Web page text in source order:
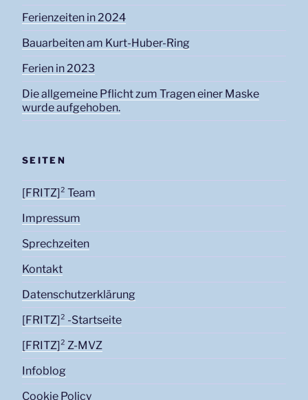
Ferienzeiten in 2024
Bauarbeiten am Kurt-Huber-Ring
Ferien in 2023
Die allgemeine Pflicht zum Tragen einer Maske
wurde aufgehoben.
SEITEN
[FRITZ]² Team
Impressum
Sprechzeiten
Kontakt
Datenschutzerklärung
[FRITZ]² -Startseite
[FRITZ]² Z-MVZ
Infoblog
Cookie Policy